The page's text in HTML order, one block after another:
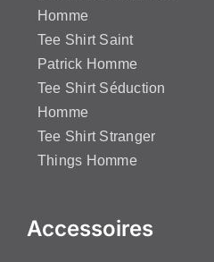
Homme
Tee Shirt Saint
Patrick Homme
Tee Shirt Séduction
Homme
Tee Shirt Stranger
Things Homme
Accessoires